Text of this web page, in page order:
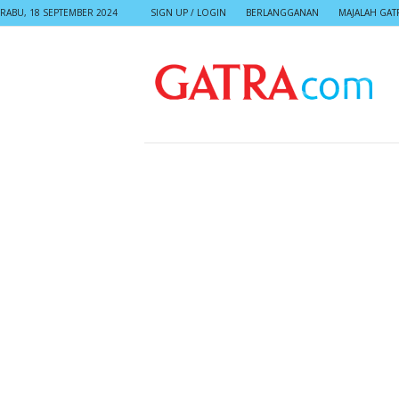
RABU, 18 SEPTEMBER 2024 SIGN UP / LOGIN BERLANGGANAN MAJALAH